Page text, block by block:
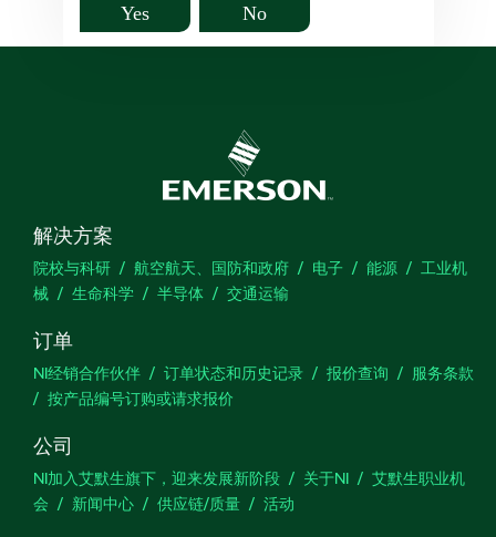
Yes No
解决方案
院校与科研 航空航天、国防和政府 电子 能源
工业机
械
生命科学 半导体 交通运输
订单
NI经销合作伙伴 订单状态和历史记录 报价查询
服务条款
按产品编号订购或请求报价
公司
NI加入艾默生旗下，迎来发展新阶段 关于NI
艾默生职业机
会
新闻中心 供应链/质量 活动